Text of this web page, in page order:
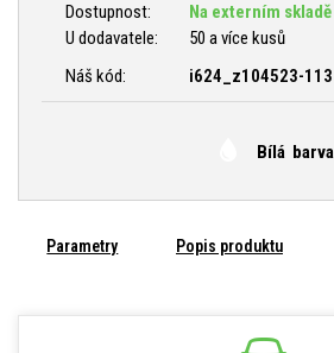
Dostupnost:
Na externím skladě
U dodavatele:
50 a více kusů
Náš kód:
i624_z104523-113
Bílá barva
Parametry Popis produktu